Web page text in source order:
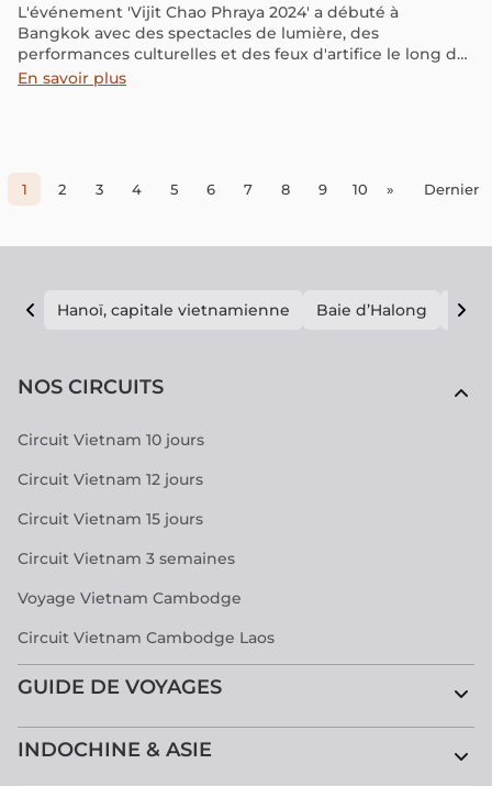
L'événement 'Vijit Chao Phraya 2024' a débuté à
Bangkok avec des spectacles de lumière, des
performances culturelles et des feux d'artifice le long de
la rivière Chao Phraya. Cet événement se tiendra jusqu'au
En savoir plus
1 2 3 4 5 6 7 8 9 10 » Dernier
Hanoï, capitale vietnamienne Baie d’Halong E
NOS CIRCUITS
Circuit Vietnam 10 jours
Circuit Vietnam 12 jours
Circuit Vietnam 15 jours
Circuit Vietnam 3 semaines
Voyage Vietnam Cambodge
Circuit Vietnam Cambodge Laos
GUIDE DE VOYAGES
INDOCHINE & ASIE